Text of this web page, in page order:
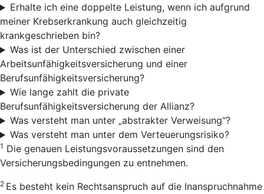
Erhalte ich eine doppelte Leistung, wenn ich aufgrund
meiner Krebserkrankung auch gleichzeitig
krankgeschrieben bin?
Was ist der Unterschied zwischen einer
Arbeitsunfähigkeitsversicherung und einer
Berufsunfähigkeitsversicherung?
Wie lange zahlt die private
Berufsunfähigkeitsversicherung der Allianz?
Was versteht man unter „abstrakter Verweisung“?
Was versteht man unter dem Verteuerungsrisiko?
1 Die genauen Leistungsvoraussetzungen sind den
Versicherungsbedingungen zu entnehmen.
2 Es besteht kein Rechtsanspruch auf die Inanspruchnahme